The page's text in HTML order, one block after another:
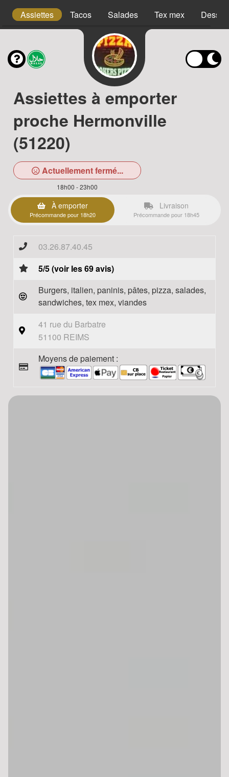
Assiettes Tacos Salades Tex mex
Assiettes à emporter
proche Hermonville
(51220)
Actuellement fermé...
18h00 - 23h00
À emporter
Précommande pour 18h20
Livraison
Précommande pour 18h45
03.26.87.40.45
5/5 (voir les 69 avis)
Burgers, italien, paninis, pâtes, pizza, salades,
sandwiches, tex mex, viandes
41 rue du Barbatre
51100 REIMS
Moyens de paiement :